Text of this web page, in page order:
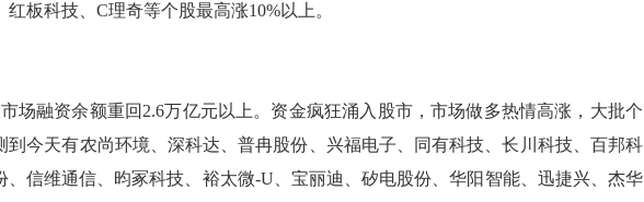
板科技、C理奇等个股最高涨10%以上。
融资余额重回2.6万亿元以上。资金疯狂涌入股市，市场做多热情高涨，大批个
到今天有农尚环境、深科达、普冉股份、兴福电子、同有科技、长川科技、百邦科
信维通信、昀冢科技、裕太微-U、宝丽迪、矽电股份、华阳智能、迅捷兴、杰华